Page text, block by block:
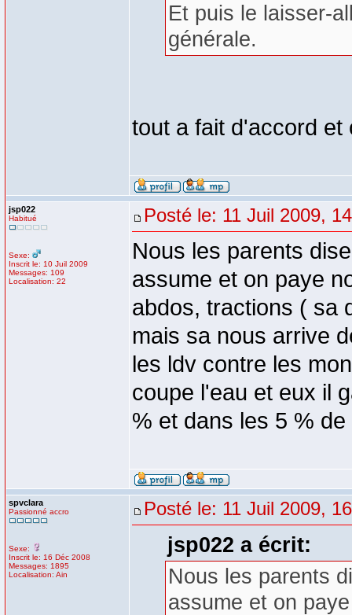
Et puis le laisser-
générale.
tout a fait d'accord
jsp022
Habitué
Sexe:
Inscrit le: 10 Juil 2009
Messages: 109
Localisation: 22
Posté le: 11 Juil 2009,
Nous les parents
assume et on paye
abdos, tractions ( sa
mais sa nous arrive
les ldv contre les
coupe l'eau et eux il
% et dans les 5 %
spvclara
Passionné accro
Sexe:
Inscrit le: 16 Déc 2008
Messages: 1895
Localisation: Ain
Posté le: 11 Juil 2009,
jsp022 a écrit:
Nous les parents
assume et on